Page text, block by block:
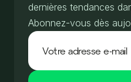
dernières tendances
Abonnez-vous dès